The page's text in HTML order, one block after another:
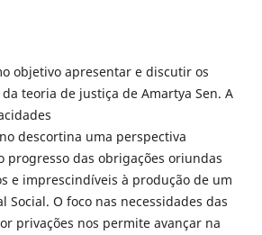
objetivo apresentar e discutir os
teoria de justiça de Amartya Sen. A
descortina uma perspectiva
progresso das obrigações oriundas
e imprescindíveis à produção de um
Social. O foco nas necessidades das
privações nos permite avançar na